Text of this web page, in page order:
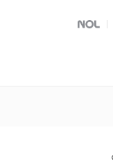
NOL